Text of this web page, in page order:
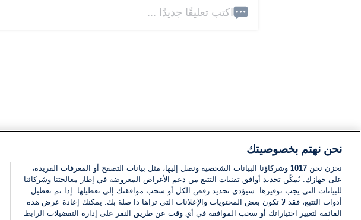
اكتب تعليقًا جديدًا ...
نحن نهتم بخصوصيتك
نخزن نحن 1017 وشركاؤنا البيانات الشخصية ونصل إليها، مثل بيانات التصفح أو المعرفات الفريدة،
على جهازك. يُمكّن تحديد أوافق تقنيات التتبع من دعم الأغراض المعروضة في إطار معالجتنا وشركائنا
للبيانات التي يجب توفيرها. سيؤدي تحديد رفض الكل أو سحب موافقتك إلى تعطيلها. إذا تم تعطيل
أدوات التتبع، فقد لا تكون بعض المحتويات والإعلانات التي تراها ذا صلة بك. يمكنك إعادة عرض هذه
القائمة لتغيير اختياراتك أو سحب الموافقة في أي وقت عن طريق النقر على إدارة التفضيلات الرابط